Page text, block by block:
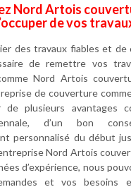
Nord Artois
de vos
des travaux fiables et de
de remettre vos
Nord Artois
de couverture
de plusieurs avantages
d’un bon
personnalisé du début
Nord Artois
d’expérience, nous
et vos besoins